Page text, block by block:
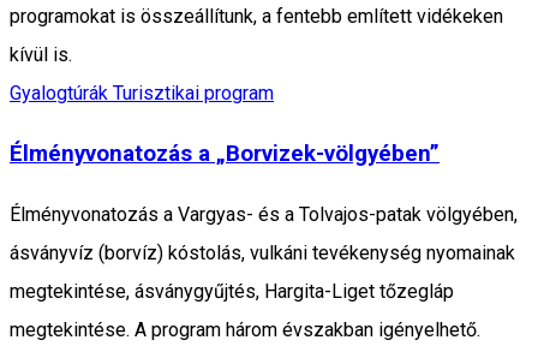
programokat is összeállítunk, a fentebb említett vidékeken
kívül is.
Gyalogtúrák Turisztikai program
Élményvonatozás a „Borvizek-völgyében”
Élményvonatozás a Vargyas- és a Tolvajos-patak völgyében,
ásványvíz (borvíz) kóstolás, vulkáni tevékenység nyomainak
megtekintése, ásványgyűjtés, Hargita-Liget tőzegláp
megtekintése. A program három évszakban igényelhető.